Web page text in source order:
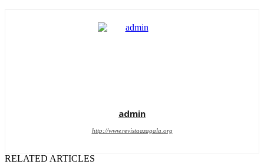
admin
http://www.revistaazagala.org
RELATED ARTICLES